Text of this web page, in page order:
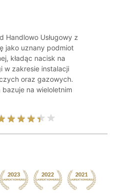
Handlowo Usługowy z
jako uznany podmiot
kładąc nacisk na
w zakresie instalacji
oraz gazowych.
na wieloletnim